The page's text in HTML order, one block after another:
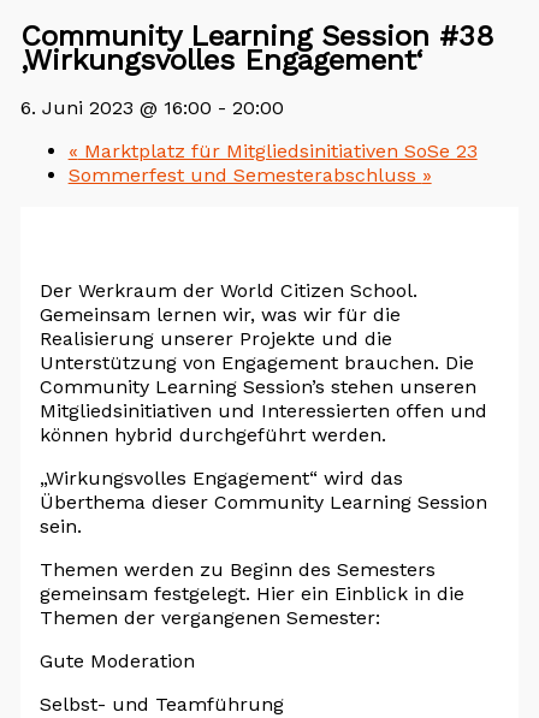
Community Learning Session #38
‚Wirkungsvolles Engagement‘
6. Juni 2023 @ 16:00 - 20:00
« Marktplatz für Mitgliedsinitiativen SoSe 23
Sommerfest und Semesterabschluss »
Der Werkraum der World Citizen School.
Gemeinsam lernen wir, was wir für die
Realisierung unserer Projekte und die
Unterstützung von Engagement brauchen. Die
Community Learning Session’s stehen unseren
Mitgliedsinitiativen und Interessierten offen und
können hybrid durchgeführt werden.
„Wirkungsvolles Engagement“ wird das
Überthema dieser Community Learning Session
sein.
Themen werden zu Beginn des Semesters
gemeinsam festgelegt. Hier ein Einblick in die
Themen der vergangenen Semester:
Gute Moderation
Selbst- und Teamführung